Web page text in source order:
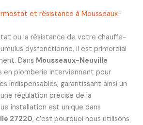
et résistance à Mousseaux-
ou la résistance de votre chauffe-
dysfonctionne, il est primordial
Dans Mousseaux-Neuville
en plomberie interviennent pour
indispensables, garantissant ainsi un
régulation précise de la
installation est unique dans
27220, c’est pourquoi nous utilisons